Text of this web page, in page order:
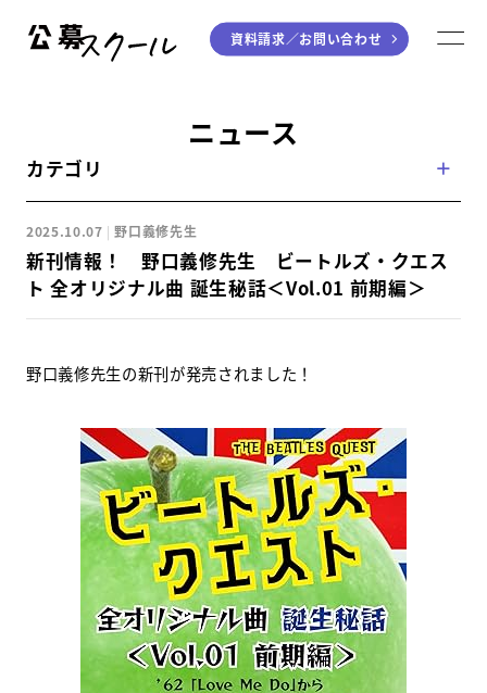
ジャンルから探す
小説
エッセイ
童話
ライティング
音楽（作詞・作曲）
アート・絵本
入門・実践講座
個別指南講座
スクールマガジン
コンセプト
受講の流れ
資料請求／お問い合わせ
ニュース
カテゴリ
2025.10.07 野口義修先生
新刊情報！ 野口義修先生 ビートルズ・クエス
ト 全オリジナル曲 誕生秘話＜Vol.01 前期編＞
野口義修先生の新刊が発売されました！